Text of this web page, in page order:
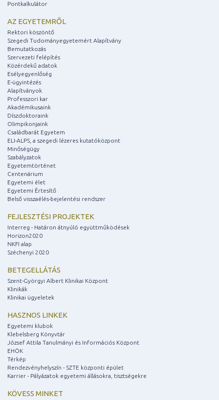
Pontkalkulátor
AZ EGYETEMRŐL
Rektori köszöntő
Szegedi Tudományegyetemért Alapítvány
Bemutatkozás
Szervezeti felépítés
Közérdekű adatok
Esélyegyenlőség
E-ügyintézés
Alapítványok
Professzori kar
Akadémikusaink
Díszdoktoraink
Olimpikonjaink
Családbarát Egyetem
ELI-ALPS, a szegedi lézeres kutatóközpont
Minőségügy
Szabályzatok
Egyetemtörténet
Centenárium
Egyetemi élet
Egyetemi Értesítő
Belső visszaélés-bejelentési rendszer
FEJLESZTÉSI PROJEKTEK
Interreg - Határon átnyúló együttműködések
Horizon2020
NKFI alap
Széchenyi 2020
BETEGELLÁTÁS
Szent-Györgyi Albert Klinikai Központ
Klinikák
Klinikai ügyeletek
HASZNOS LINKEK
Egyetemi klubok
Klebelsberg Könyvtár
József Attila Tanulmányi és Információs Központ
EHÖK
Térkép
Rendezvényhelyszín - SZTE központi épület
Karrier - Pályázatok egyetemi állásokra, tisztségekre
KÖVESS MINKET